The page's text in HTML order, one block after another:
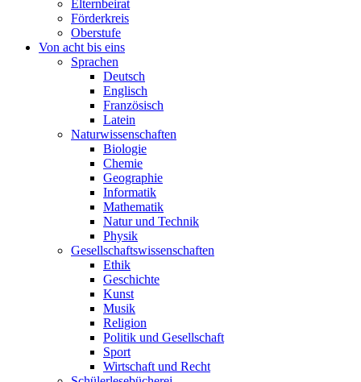
Elternbeirat
Förderkreis
Oberstufe
Von acht bis eins
Sprachen
Deutsch
Englisch
Französisch
Latein
Naturwissenschaften
Biologie
Chemie
Geographie
Informatik
Mathematik
Natur und Technik
Physik
Gesellschaftswissenschaften
Ethik
Geschichte
Kunst
Musik
Religion
Politik und Gesellschaft
Sport
Wirtschaft und Recht